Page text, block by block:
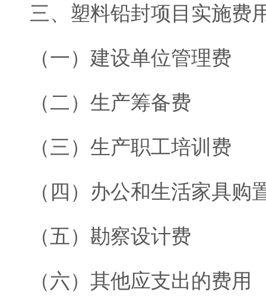
三、塑料铅封项目实施费
（一）建设单位管理费
（二）生产筹备费
（三）生产职工培训费
（四）办公和生活家具购
（五）勘察设计费
（六）其他应支出的费用